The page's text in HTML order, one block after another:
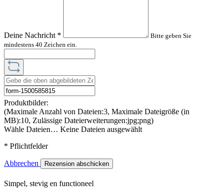
Deine Nachricht *
Bitte geben Sie
mindestens 40 Zeichen ein.
Produktbilder:
(Maximale Anzahl von Dateien:3, Maximale Dateigröße (in
MB):10, Zulässige Dateierweiterungen:jpg;png)
Wähle Dateien… Keine Dateien ausgewählt
* Pflichtfelder
Abbrechen Rezension abschicken
Simpel, stevig en functioneel